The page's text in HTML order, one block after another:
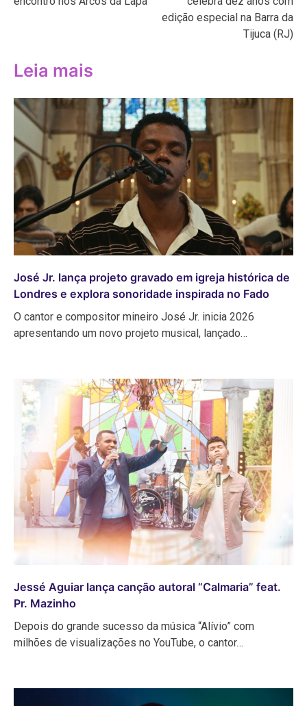
edição especial na Barra da
Tijuca (RJ)
Leia mais
José Jr. lança projeto gravado em igreja histórica de
Londres e explora sonoridade inspirada no Fado
O cantor e compositor mineiro José Jr. inicia 2026
apresentando um novo projeto musical, lançado…
Jessé Aguiar lança canção autoral “Calmaria” feat.
Pr. Mazinho
Depois do grande sucesso da música “Alívio” com
milhões de visualizações no YouTube, o cantor…